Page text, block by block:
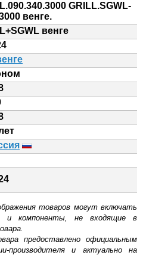
GRILL.SGWL-
венге.
венге
товаров могут включать
и компоненты, не входящие в
предоставлено официальным
производителя и актуально на